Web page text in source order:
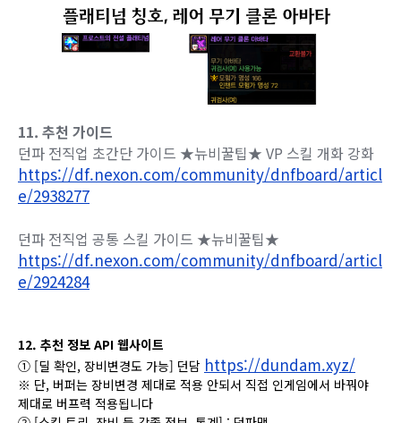
11. 추천 가이드
던파 전직업 초간단 가이드 ★뉴비꿀팁★ VP 스킬 개화 강화
https://df.nexon.com/community/dnfboard/articl
e/2938277
던파 전직업 공통 스킬 가이드 ★뉴비꿀팁★
https://df.nexon.com/community/dnfboard/articl
e/2924284
12. 추천 정보 API 웹사이트
① [딜 확인, 장비변경도 가능] 던담 https://dundam.xyz/
※ 단, 버퍼는 장비변경 제대로 적용 안되서 직접 인게임에서 바꿔야
제대로 버프력 적용됩니다